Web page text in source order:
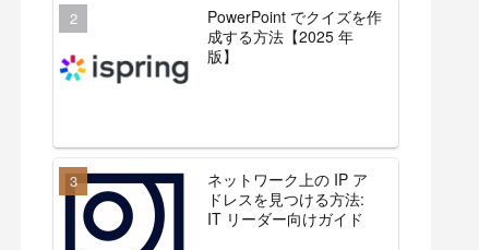
PowerPoint でクイズを作
成する方法【2025 年
版】
ネットワーク上の IP ア
ドレスを見つける方法:
IT リーダー向けガイド